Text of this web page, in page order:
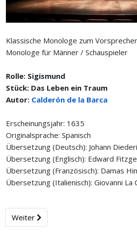
Klassische Monologe zum
Monologe für Männer / Schauspieler
Rolle: Sigismund
Stück: Das Leben ein Traum
Autor: Calderón de la Barca
Erscheinungsjahr: 1635
Originalsprache: Spanisch
Übersetzung (Deutsch): Johann
Übersetzung (Englisch): Edward
Übersetzung (Französisch): Damas
Übersetzung (Italienisch): Giovanni La
Weiter